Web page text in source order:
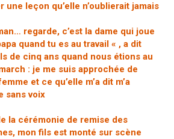
une leçon qu’elle n’oublierait jamais
regarde, c’est la dame qui joue
quand tu es au travail « , a dit
de cinq ans quand nous étions au
: je me suis approchée de
et ce qu’elle m’a dit m’a
sans voix
la cérémonie de remise des
mon fils est monté sur scène